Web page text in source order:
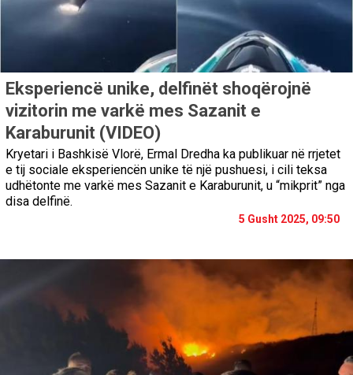
Eksperiencë unike, delfinët shoqërojnë
vizitorin me varkë mes Sazanit e
Karaburunit (VIDEO)
Kryetari i Bashkisë Vlorë, Ermal Dredha ka publikuar në rrjetet
e tij sociale eksperiencën unike të një pushuesi, i cili teksa
udhëtonte me varkë mes Sazanit e Karaburunit, u “mikprit” nga
disa delfinë.
5 Gusht 2025, 09:50